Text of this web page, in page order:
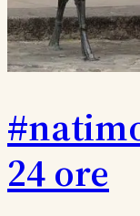
24 ore